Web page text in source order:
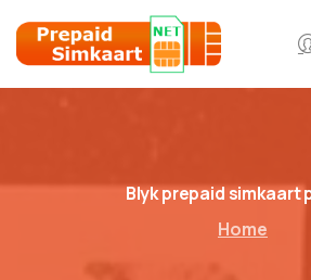
Blyk prepaid simkaart
Home